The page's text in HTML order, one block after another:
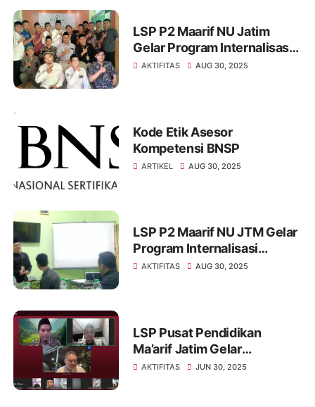
LSP P2 Maarif NU Jatim
Gelar Program Internalisasi
Asesmen Kompetensi
AKTIFITAS AUG 30, 2025
Kode Etik Asesor
Kompetensi BNSP
ARTIKEL AUG 30, 2025
LSP P2 Maarif NU JTM Gelar
Program Internalisasi
Asesmen Kompetensi di
AKTIFITAS AUG 30, 2025
LSP Pusat Pendidikan
Ma’arif Jatim Gelar
Pertemuan Daring Bersama
AKTIFITAS JUN 30, 2025